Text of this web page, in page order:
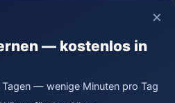
×
— kostenlos in
Tagen — wenige Minuten pro Tag